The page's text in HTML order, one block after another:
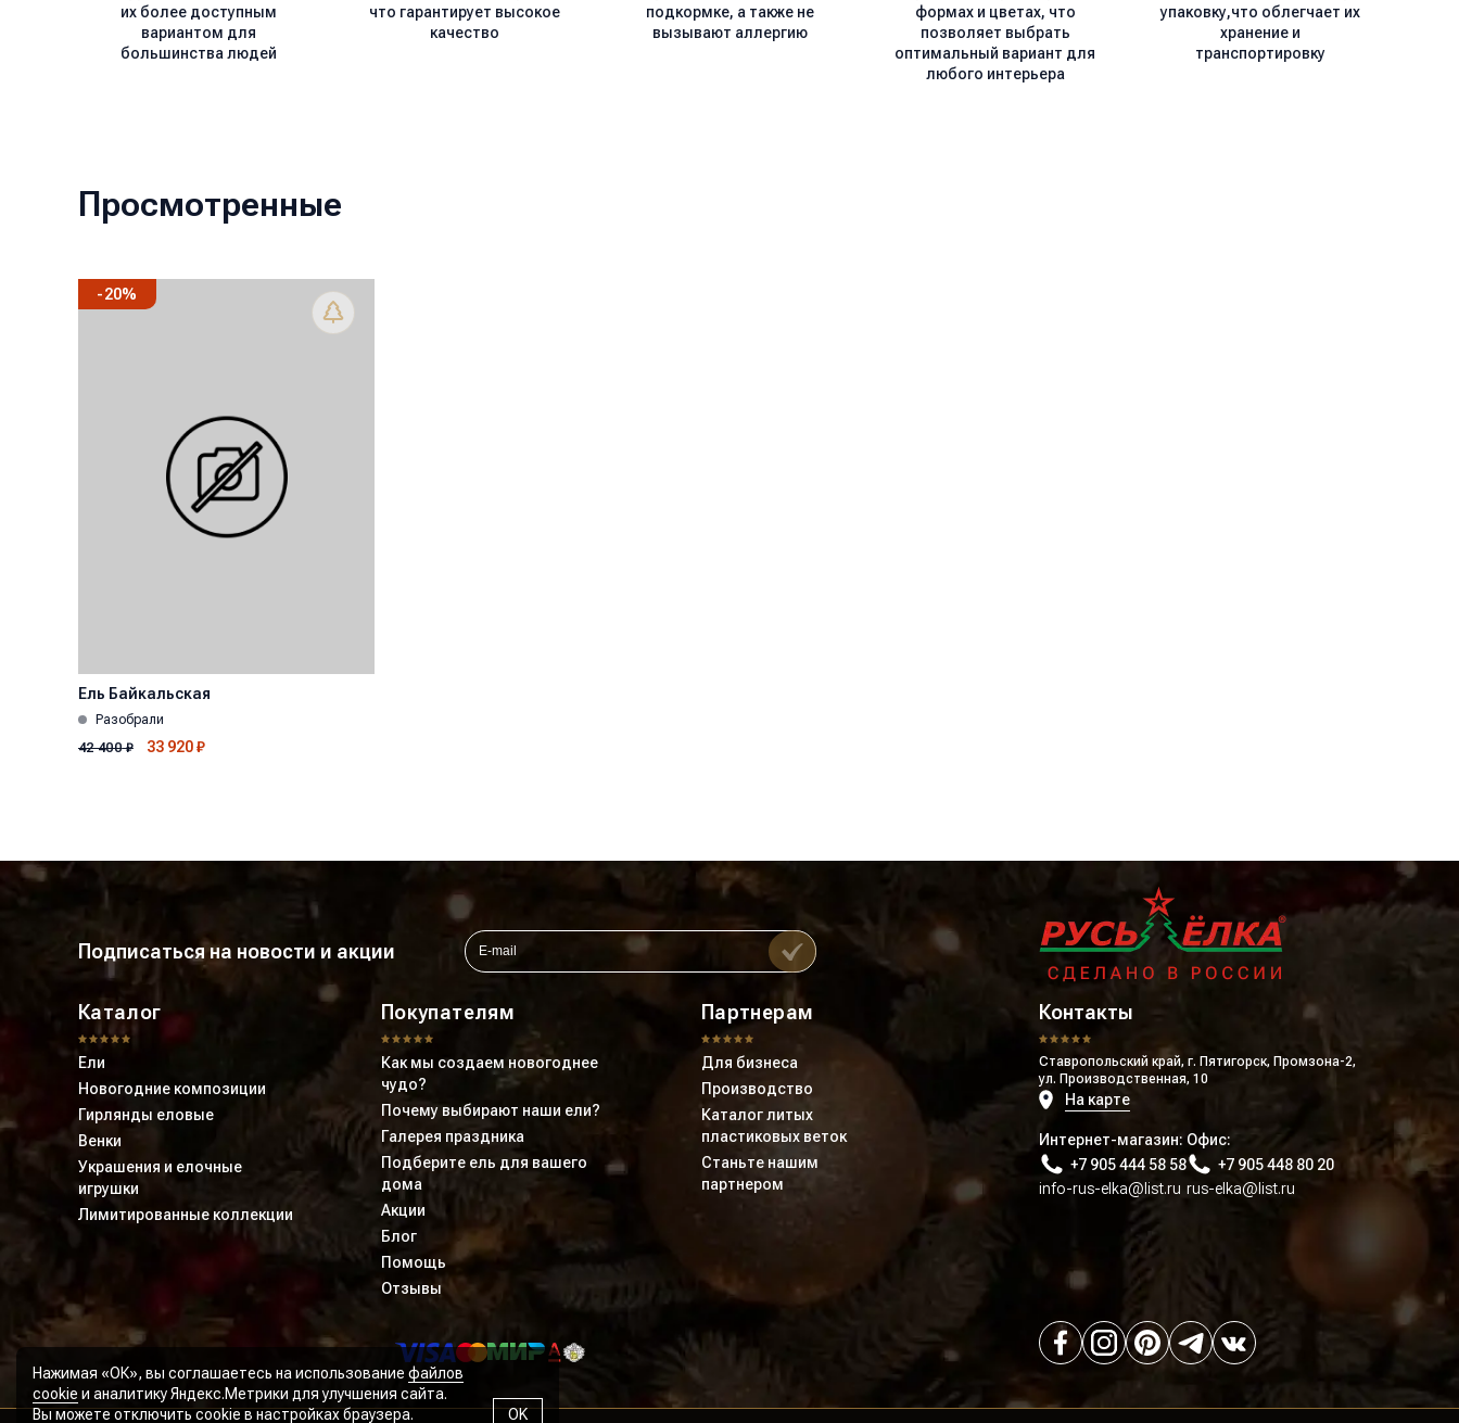
их более доступным
вариантом для
большинства людей
что гарантирует высокое
качество
подкормке, а также не
вызывают аллергию
формах и цветах, что
позволяет выбрать
оптимальный вариант для
любого интерьера
упаковку,что облегчает их
хранение и
транспортировку
Просмотренные
-20%
Ель Байкальская
Разобрали
42 400₽ 33 920₽
Подписаться на новости и акции
Каталог
Ели
Новогодние композиции
Гирлянды еловые
Венки
Украшения и елочные
игрушки
Лимитированные коллекции
Покупателям
Как мы создаем новогоднее
чудо?
Почему выбирают наши ели?
Галерея праздника
Подберите ель для вашего
дома
Акции
Блог
Помощь
Отзывы
Партнерам
Для бизнеса
Производство
Каталог литых
пластиковых веток
Станьте нашим
партнером
Контакты
Ставропольский край, г. Пятигорск, Промзона-2,
ул. Производственная, 10
На карте
Интернет-магазин:
+7 905 444 58 58
info-rus-elka@list.ru
Офис:
+7 905 448 80 20
rus-elka@list.ru
Нажимая «ОК», вы соглашаетесь на использование файлов
cookie и аналитику Яндекс.Метрики для улучшения сайта.
Вы можете отключить cookie в настройках браузера.
OK